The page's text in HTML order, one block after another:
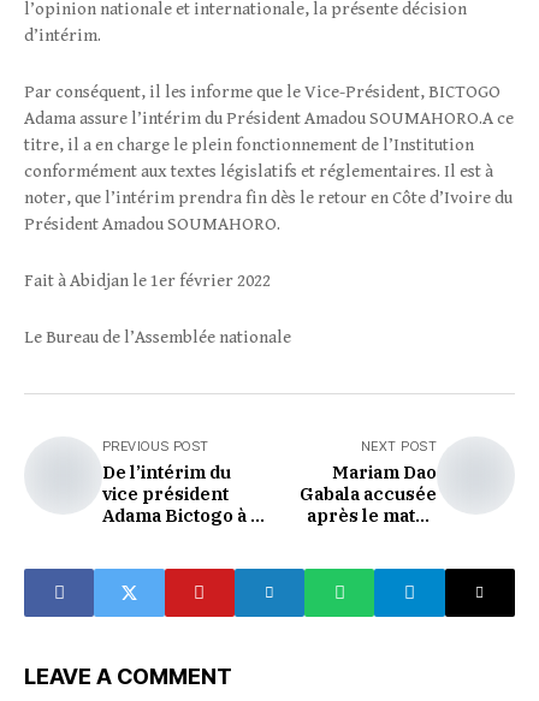
l’opinion nationale et internationale, la présente décision
d’intérim.
Par conséquent, il les informe que le Vice-Président, BICTOGO
Adama assure l’intérim du Président Amadou SOUMAHORO.A ce
titre, il a en charge le plein fonctionnement de l’Institution
conformément aux textes législatifs et réglementaires. Il est à
noter, que l’intérim prendra fin dès le retour en Côte d’Ivoire du
Président Amadou SOUMAHORO.
Fait à Abidjan le 1er février 2022
Le Bureau de l’Assemblée nationale
PREVIOUS POST
De l’intérim du
vice président
Adama Bictogo à la
nationale.
NEXT POST
Mariam Dao
Gabala accusée
après le match
LEAVE A COMMENT